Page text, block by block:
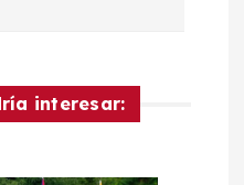
interesar: